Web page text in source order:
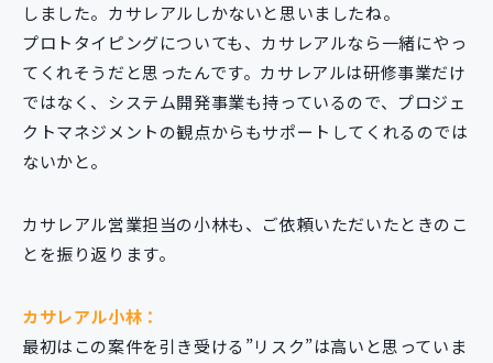
しました。カサレアルしかないと思いましたね。
プロトタイピングについても、カサレアルなら一緒にやっ
てくれそうだと思ったんです。カサレアルは研修事業だけ
ではなく、システム開発事業も持っているので、プロジェ
クトマネジメントの観点からもサポートしてくれるのでは
ないかと。
カサレアル営業担当の小林も、ご依頼いただいたときのこ
とを振り返ります。
カサレアル小林：
最初はこの案件を引き受ける”リスク”は高いと思っていま